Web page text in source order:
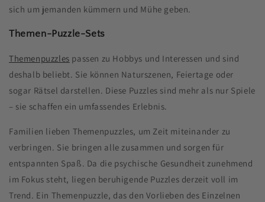
sich um jemanden kümmern und Mühe geben.
Themen-Puzzle-Sets
Themenpuzzles passen zu Hobbys und Interessen und sind
deshalb beliebt. Sie können Naturszenen, Feiertage oder
sogar Rätsel darstellen. Diese Puzzles sind mehr als nur Spiele
– sie schaffen ein umfassendes Erlebnis.
Familien lieben Themenpuzzles, um Zeit miteinander zu
verbringen. Sie bringen alle zusammen und sorgen für
entspannten Spaß. Da die psychische Gesundheit zunehmend
im Fokus steht, liegen beruhigende Puzzles derzeit voll im
Trend. Ein Themenpuzzle, das den Vorlieben des Einzelnen